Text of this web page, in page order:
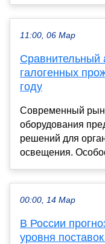
11:00, 06 Мар
Сравнительный
галогенных
году
Современный
оборудования
решений для
освещения.
00:00, 14 Мар
В России
уровня